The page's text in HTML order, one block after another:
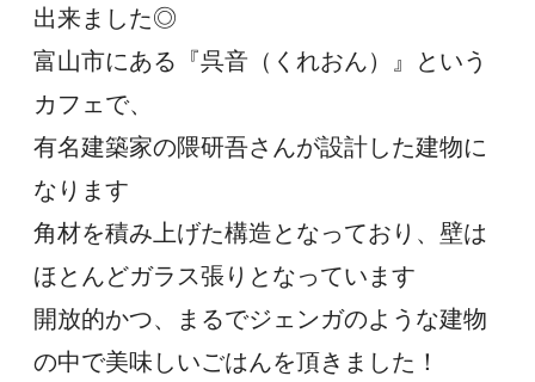
出来ました◎
富山市にある『呉音（くれおん）』という
カフェで、
有名建築家の隈研吾さんが設計した建物に
なります
角材を積み上げた構造となっており、壁は
ほとんどガラス張りとなっています
開放的かつ、まるでジェンガのような建物
の中で美味しいごはんを頂きました！